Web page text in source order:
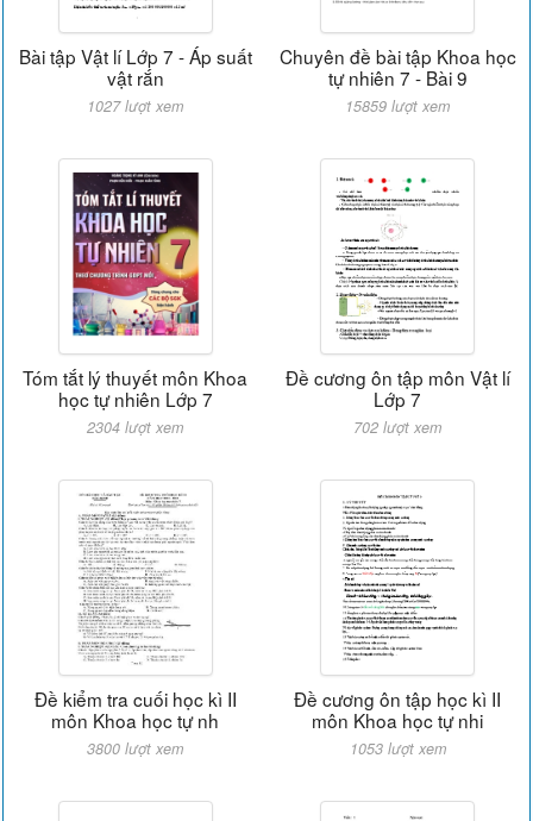
Bài tập Vật lí Lớp 7 - Áp suất
vật rắn
1027 lượt xem
Chuyên đề bài tập Khoa học
tự nhiên 7 - Bài 9
15859 lượt xem
Tóm tắt lý thuyết môn Khoa
học tự nhiên Lớp 7
2304 lượt xem
Đề cương ôn tập môn Vật lí
Lớp 7
702 lượt xem
Đề kiểm tra cuối học kì II
môn Khoa học tự nh
3800 lượt xem
Đề cương ôn tập học kì II
môn Khoa học tự nhi
1053 lượt xem